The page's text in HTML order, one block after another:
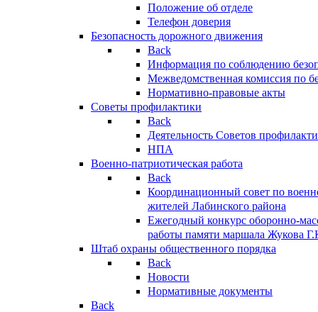
Положение об отделе
Телефон доверия
Безопасность дорожного движения
Back
Информация по соблюдению
Межведомственная комиссия по
Нормативно-правовые акты
Советы профилактики
Back
Деятельность Советов
НПА
Военно-патриотическая работа
Back
Координационный совет по
жителей Лабинского района
Ежегодный конкурс оборонно-
работы памяти маршала Жукова
Штаб охраны общественного порядка
Back
Новости
Нормативные документы
Back